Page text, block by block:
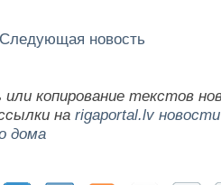
Следующая новость
копирование текстов
на rigaportal.lv новости
дома